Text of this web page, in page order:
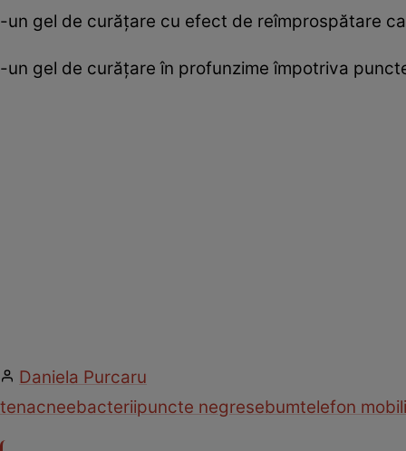
-un gel de curăţare cu efect de reîmprospătare
-un gel de curăţare în profunzime împotriva
Daniela Purcaru
tenacneebacteriipuncte negresebumtelefon mobil